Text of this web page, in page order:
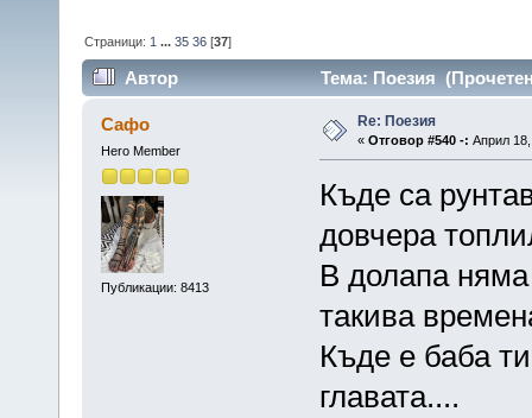
Страници: 1 ...35 36 [37]
Автор Тема: Поезия
Сафо
Hero Member
Публикации: 8413
Re: Поезия
« Отговор #540 -: Април
Къде са
довчера
В долапа няма
такива
Къде е баба
главата....